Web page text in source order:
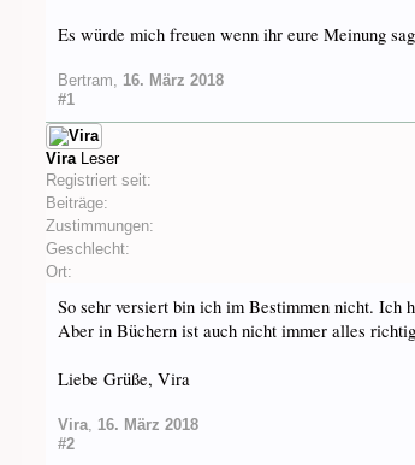
Es würde mich freuen wenn ihr eure Meinung
Bertram, 16. März 2018
#1
Vira Leser
Registriert seit:
Beiträge:
Zustimmungen:
Geschlecht:
Ort:
So sehr versiert bin ich im Bestimmen nicht. Ich
Aber in Büchern ist auch nicht immer alles
Liebe Grüße, Vira
Vira, 16. März 2018
#2